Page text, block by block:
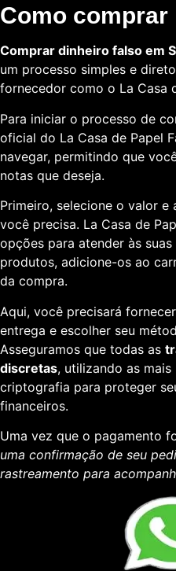
Como
Comprar dinheiro falso em
um processo simples e
fornecedor como o La Casa
Para iniciar o processo de
oficial do La Casa de Papel
navegar, permitindo que
notas que deseja.
Primeiro, selecione o valor
você precisa. La Casa de
opções para atender às
produtos, adicione-os ao
da compra.
Aqui, você precisará
entrega e escolher seu
Asseguramos que todas as
discretas, utilizando as
criptografia para proteger
financeiros.
Uma vez que o pagamento
uma confirmação de seu
rastreamento para